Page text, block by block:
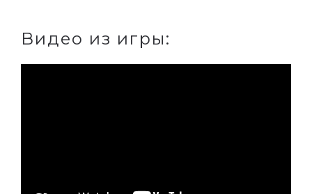
Видео из игры: